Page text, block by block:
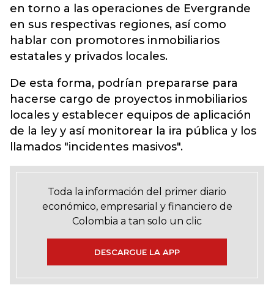
en torno a las operaciones de Evergrande
en sus respectivas regiones, así como
hablar con promotores inmobiliarios
estatales y privados locales.
De esta forma, podrían prepararse para
hacerse cargo de proyectos inmobiliarios
locales y establecer equipos de aplicación
de la ley y así monitorear la ira pública y los
llamados "incidentes masivos".
Toda la información del primer diario
económico, empresarial y financiero de
Colombia a tan solo un clic
DESCARGUE LA APP